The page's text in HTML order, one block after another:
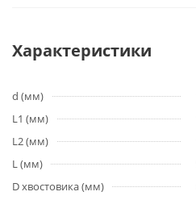
Характеристики
d (мм)
L1 (мм)
L2 (мм)
L (мм)
D хвостовика (мм)